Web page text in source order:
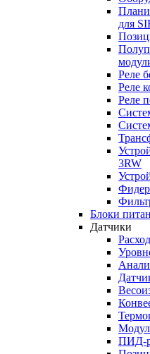
для
Реле
Реле
Реле
3RW
Блоки
Датчики
ПИД-